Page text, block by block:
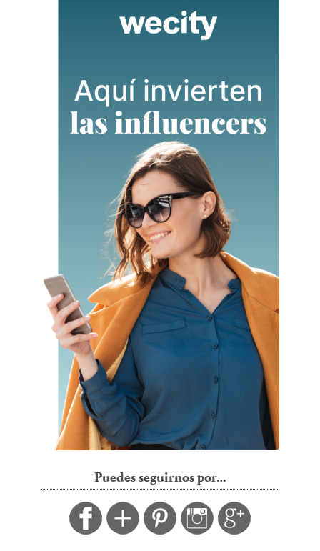
Puedes seguirnos por…